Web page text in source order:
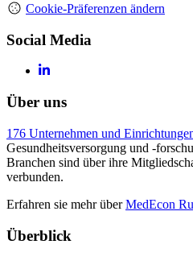
Cookie-Präferenzen ändern
Social Media
Über uns
176 Unternehmen und
Gesundheitsversorgung und -
Branchen sind über ihre
verbunden.
Erfahren sie mehr überMedEcon
Überblick